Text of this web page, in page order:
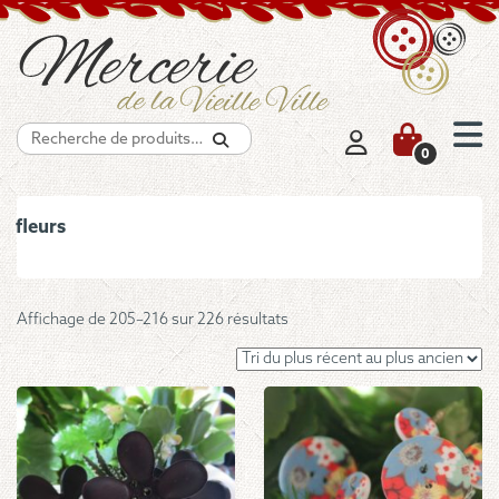
Recherche
0
fleurs
Affichage de 205–216 sur 226 résultatsTrié
du
plus
récent
au
plus
ancien